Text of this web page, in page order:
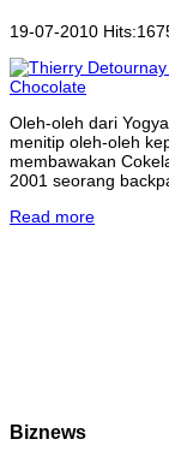
19-07-2010
Oleh-oleh dari
menitip oleh-oleh
membawakan
2001 seorang
Read more
Biznews